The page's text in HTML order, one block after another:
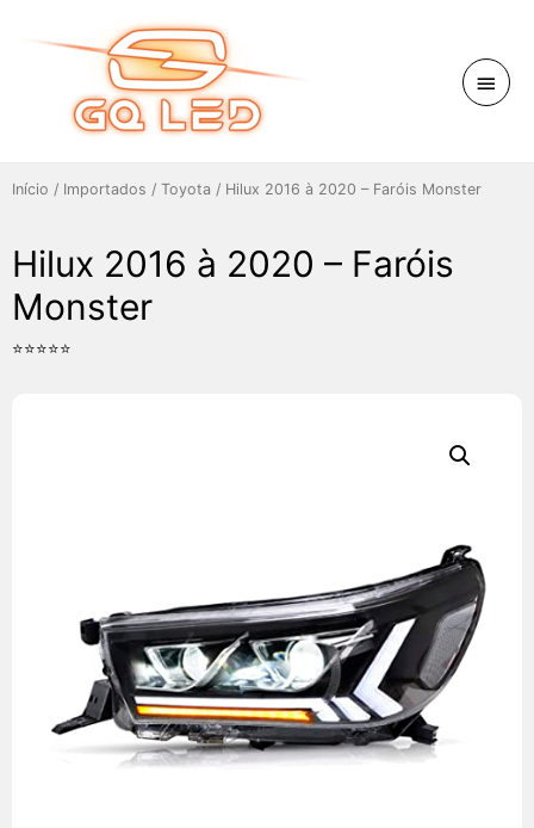
Início / Importados / Toyota / Hilux 2016 à 2020 – Faróis Monster
Hilux 2016 à 2020 – Faróis
Monster
⭐⭐⭐⭐⭐